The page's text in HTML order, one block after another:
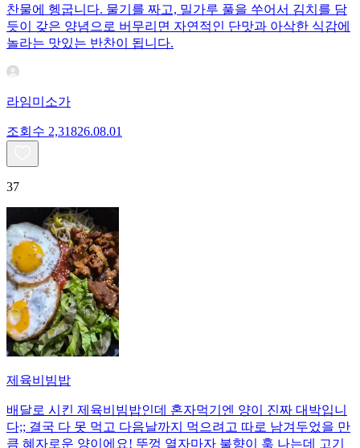
찬물에 헹굽니다. 물기를 짜고, 밀가루 풀을 쑤어서 김치를 담
듯이 갖은 양념으로 버무리면 자연적인 단맛과 아삭한 식감에
놀라는 맛있는 반찬이 됩니다.
라임미소가
조회수 2,31826.08.01
37
제육비빔밥
배달로 시킨 제육비빔밥인데 혼자먹기엔 양이 진짜 대박입니
다;; 결국 다 못 먹고 다음날까지 먹으려고 따로 남겨두었을 만
큼 혜자로운 양이에요! 뚜껑 열자마자 불향이 훅 나는데 고기